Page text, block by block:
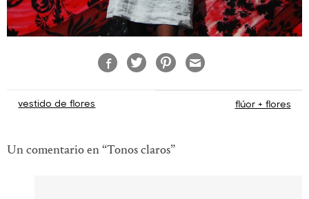
Navegación
entradas
vestido de flores flúor + flores
Un comentario en “Tonos claros”